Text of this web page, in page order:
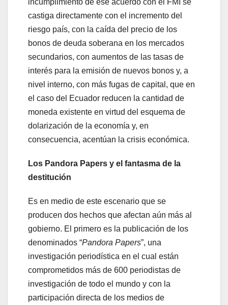
castiga directamente con el incremento del
riesgo país, con la caída del precio de los
bonos de deuda soberana en los mercados
secundarios, con aumentos de las tasas de
interés para la emisión de nuevos bonos y, a
nivel interno, con más fugas de capital, que en
el caso del Ecuador reducen la cantidad de
moneda existente en virtud del esquema de
dolarización de la economía y, en
consecuencia, acentúan la crisis económica.
Los Pandora Papers y el fantasma de la
destitución
Es en medio de este escenario que se
producen dos hechos que afectan aún más al
gobierno. El primero es la publicación de los
denominados “Pandora Papers”, una
investigación periodística en el cual están
comprometidos más de 600 periodistas de
investigación de todo el mundo y con la
participación directa de los medios de